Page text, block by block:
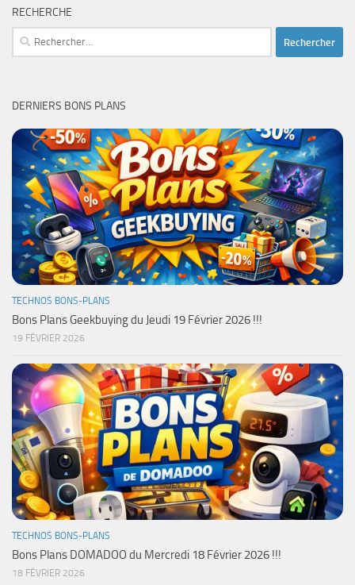
RECHERCHE
Rechercher :
DERNIERS BONS PLANS
TECHNOS BONS-PLANS
Bons Plans Geekbuying du Jeudi 19 Février 2026 !!!
19 FÉVRIER 2026
TECHNOS BONS-PLANS
Bons Plans DOMADOO du Mercredi 18 Février 2026 !!!
18 FÉVRIER 2026